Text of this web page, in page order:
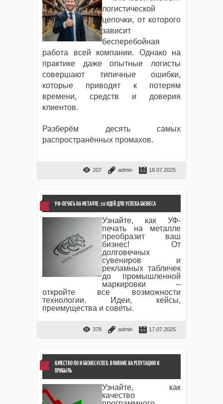
логистической
цепочки, от которого
зависит
бесперебойная
работа всей компании. Однако на
практике даже опытные логисты
совершают типичные ошибки,
которые приводят к потерям
времени, средств и доверия
клиентов.
Разберём десять самых
распространённых промахов.
207 admin 18.07.2025
УФ-ПЕЧАТЬ НА МЕТАЛЛЕ: 10 ИДЕЙ ДЛЯ УСПЕХА БИЗНЕСА
Узнайте, как УФ-
печать на металле
преобразит ваш
бизнес! От
долговечных
сувениров и
рекламных табличек
до промышленной
маркировки –
откройте все возможности
технологии. Идеи, кейсы,
преимущества и советы.
378 admin 17.07.2025
КАЧЕСТВО ПО И БИЗНЕС-УСПЕХ: ВЛИЯНИЕ НА РЕПУТАЦИЮ И
ПРИБЫЛЬ
Узнайте, как
качество